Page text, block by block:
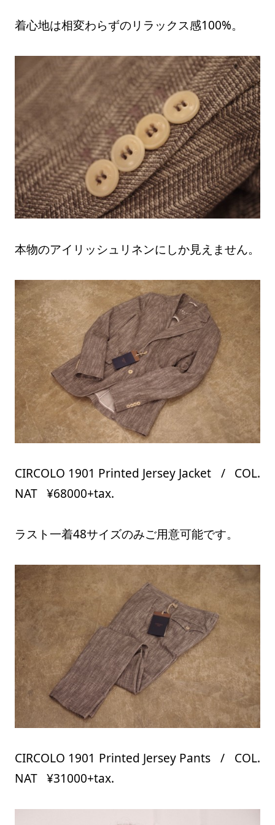
着心地は相変わらずのリラックス感100%。
本物のアイリッシュリネンにしか見えません。
CIRCOLO 1901 Printed Jersey Jacket / COL.
NAT ¥68000+tax.
ラスト一着48サイズのみご用意可能です。
CIRCOLO 1901 Printed Jersey Pants / COL.
NAT ¥31000+tax.